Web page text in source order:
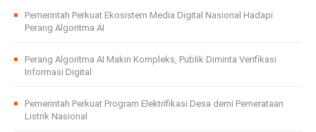
Pemerintah Perkuat Ekosistem Media Digital Nasional Hadapi
Perang Algoritma AI
Perang Algoritma AI Makin Kompleks, Publik Diminta Verifikasi
Informasi Digital
Pemerintah Perkuat Program Elektrifikasi Desa demi Pemerataan
Listrik Nasional